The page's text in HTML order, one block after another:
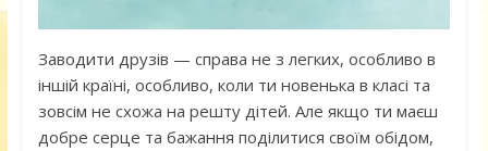
Заводити друзів — справа не з легких, особливо в
іншій країні, особливо, коли ти новенька в класі та
зовсім не схожа на решту дітей. Але якщо ти маєш
добре серце та бажання поділитися своїм обідом,